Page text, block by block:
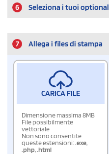
6 Seleziona i tuoi optional
7 Allega i files di stampa
CARICA FILE
Dimensione massima 8MB
File possibilmente
vettoriale
Non sono consentite
queste estensioni:.exe,
.php,.html